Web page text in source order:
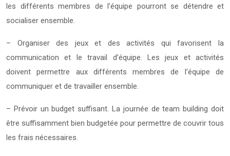
les différents membres de l’équipe pourront se détendre et
socialiser ensemble.
– Organiser des jeux et des activités qui favorisent la
communication et le travail d’équipe. Les jeux et activités
doivent permettre aux différents membres de l’équipe de
communiquer et de travailler ensemble.
– Prévoir un budget suffisant. La journée de team building doit
être suffisamment bien budgetée pour permettre de couvrir tous
les frais nécessaires.